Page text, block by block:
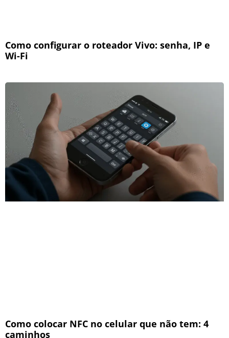
Como configurar o roteador Vivo: senha, IP e
Wi-Fi
Como colocar NFC no celular que não tem: 4
caminhos